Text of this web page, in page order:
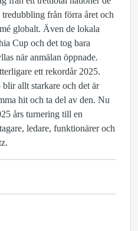
från förra året och
globalt. Även de lokala
Cup och det tog bara
när anmälan öppnade.
ett rekordår 2025.
allt starkare och det är
hit och ta del av den. Nu
års turnering till en
ledare, funktionärer och